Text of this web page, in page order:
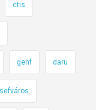
ctis
genf daru